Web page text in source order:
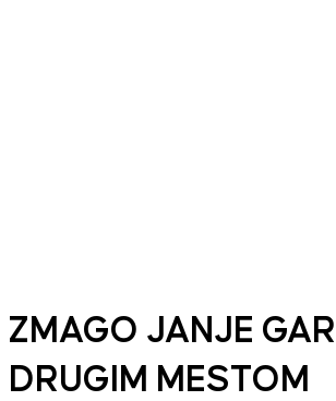
ZMAGO JANJE
DRUGIM MESTOM